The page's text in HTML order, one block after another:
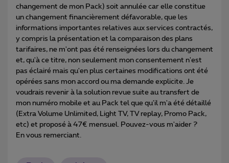
changement de mon Pack) soit annulée car elle constitue
un changement financièrement défavorable, que les
informations importantes relatives aux services contractés,
y compris la présentation et la comparaison des plans
tarifaires, ne m'ont pas été renseignées lors du changement
et, qu'à ce titre, non seulement mon consentement n'est
pas éclairé mais qu'en plus certaines modifications ont été
opérées sans mon accord ou ma demande explicite. Je
voudrais revenir à la solution revue suite au transfert de
mon numéro mobile et au Pack tel que qu'il m'a été détaillé
(Extra Volume Unlimited, Light TV, TV replay, Promo Pack,
etc) et proposé à 47€ mensuel. Pouvez-vous m'aider ?
En vous remerciant.